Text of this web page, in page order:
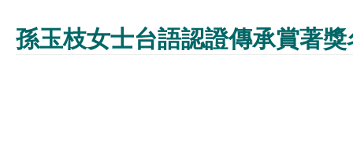
孫玉枝女士台語認證傳承賞著